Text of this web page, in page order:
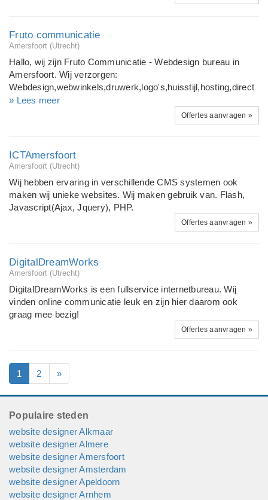
Fruto communicatie
Amersfoort (Utrecht)
Hallo, wij zijn Fruto Communicatie - Webdesign bureau in
Amersfoort. Wij verzorgen:
Webdesign,webwinkels,druwerk,logo's,huisstijl,hosting,direct
mail,CMS,SEO
» Lees meer
Offertes aanvragen »
ICTAmersfoort
Amersfoort (Utrecht)
Wij hebben ervaring in verschillende CMS systemen ook
maken wij unieke websites. Wij maken gebruik van. Flash,
Javascript(Ajax, Jquery), PHP.
Offertes aanvragen »
DigitalDreamWorks
Amersfoort (Utrecht)
DigitalDreamWorks is een fullservice internetbureau. Wij
vinden online communicatie leuk en zijn hier daarom ook
graag mee bezig!
Offertes aanvragen »
1 2 »
Populaire steden
website designer Alkmaar
website designer Almere
website designer Amersfoort
website designer Amsterdam
website designer Apeldoorn
website designer Arnhem